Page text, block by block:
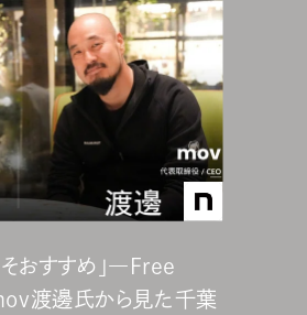
そおすすめ」―Free
渡邊氏から見た千葉